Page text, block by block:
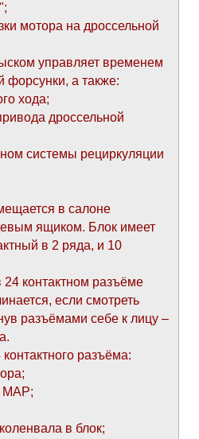
мотора на дроссельной
управляет временем
форсунки, а также:
хода;
дроссельной
системы рециркуляции
в салоне
ящиком. Блок имеет
в 2 ряда, и 10
24 контактном разъёме
если смотреть
разъёмами себе к лицу –
разъёма:
МАР;
в блок;